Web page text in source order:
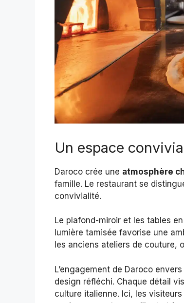
Un espace
Daroco crée une atmosphère
famille. Le restaurant se
convivialité.
Le plafond-miroir et les tables
lumière tamisée favorise une
les anciens ateliers de couture,
L’engagement de Daroco
design réfléchi. Chaque détail
culture italienne. Ici, les